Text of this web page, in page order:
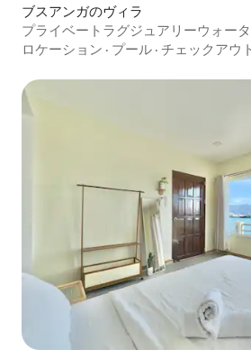
ブスアンガのヴィラ
プライベートラグジュアリーウォー
160平米の至福の空間
ロケーション · プール · チェックアウト